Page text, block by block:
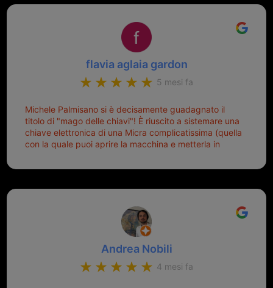
Top top top!!!
flavia aglaia gardon
5 mesi fa
Michele Palmisano si è decisamente guadagnato il
titolo di "mago delle chiavi"! È riuscito a sistemare una
chiave elettronica di una Micra complicatissima (quella
con la quale puoi aprire la macchina e metterla in
pronta per la pattumiera... Avevo passato mesi con le
il coperchietto, la chiave era fissata con un filo di
che non ti staccasse la chiave dal blocchetto e
talvolta non faceva bene il contatto nel quadro e
bisognava armeggiare un po', praticamente entrare e
mettere in moto era un terno al Lotto; ormai pensavo
di dover prendere un mutuo per ricomprarle alla
Nissan... e invece ho scoperto che la Ferramenta
Andrea Nobili
4 mesi fa